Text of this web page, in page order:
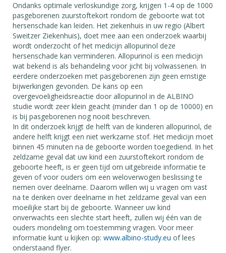
Ondanks optimale verloskundige zorg, krijgen 1-4 op de 1000
pasgeborenen zuurstoftekort rondom de geboorte wat tot
hersenschade kan leiden. Het ziekenhuis in uw regio (Albert
Sweitzer Ziekenhuis), doet mee aan een onderzoek waarbij
wordt onderzocht of het medicijn allopurinol deze
hersenschade kan verminderen. Allopurinol is een medicijn
wat bekend is als behandeling voor jicht bij volwassenen. In
eerdere onderzoeken met pasgeborenen zijn geen ernstige
bijwerkingen gevonden. De kans op een
overgevoeligheidsreactie door allopurinol in de ALBINO
studie wordt zeer klein geacht (minder dan 1 op de 10000) en
is bij pasgeborenen nog nooit beschreven.
In dit onderzoek krijgt de helft van de kinderen allopurinol, de
andere helft krijgt een niet werkzame stof. Het medicijn moet
binnen 45 minuten na de geboorte worden toegediend. In het
zeldzame geval dat uw kind een zuurstoftekort rondom de
geboorte heeft, is er geen tijd om uitgebreide informatie te
geven of voor ouders om een weloverwogen beslissing te
nemen over deelname. Daarom willen wij u vragen om vast
na te denken over deelname in het zeldzame geval van een
moeilijke start bij de geboorte. Wanneer uw kind
onverwachts een slechte start heeft, zullen wij één van de
ouders mondeling om toestemming vragen. Voor meer
informatie kunt u kijken op: www.albino-study.eu of lees
onderstaand flyer.